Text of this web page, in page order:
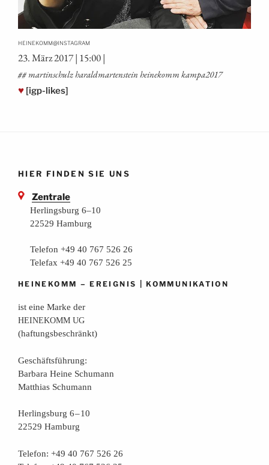
HEINEKOMM@INSTAGRAM
23. März 2017 | 15:00 |
## mar­tin­schulz harald­mar­ten­stein hei­ne­komm kampa2017
♥ [igp-likes]
HIER FINDEN SIE UNS
Zentrale
Herlingsburg 6–10
22529 Hamburg
Telefon +49 40 767 526 26
Telefax +49 40 767 526 25
HEINEKOMM –EREIGNIS |KOMMUNIKATION
ist eine Mar­ke der
HEINEKOMM UG
(haf­tungs­be­schränkt)
Geschäfts­füh­rung:
Bar­ba­ra Hei­ne Schumann
Mat­thi­as Schumann
Her­lings­burg 6 – 10
22529 Hamburg
Tele­fon: +49 40 767 526 26